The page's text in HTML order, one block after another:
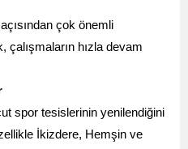
çok önemli
hızla devam
spor tesislerinin yenilendiğini
İkizdere, Hemşin ve